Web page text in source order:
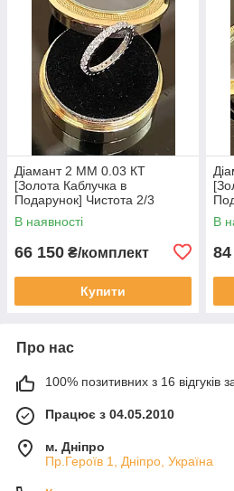
Діамант 2 ММ 0.03 КТ
[Золота Каблучка в
Подарунок] Чистота 2/3
В наявності
66 150 ₴/комплект
Купити
В
Про нас
100% позитивних з 16 відгуків
Працює з 04.05.2010
м. Дніпро
Пр.Героїв 1, Дніпро, Україна